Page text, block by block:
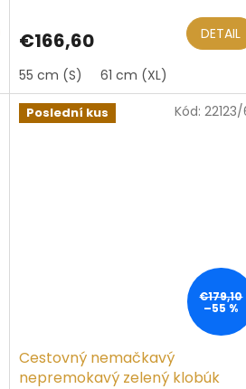
61 cm (XL)
€166,60 DETAIL
55 cm (S) 61 cm (XL)
Poslední kus
€179,10
–55 %
Cestovný nemačkavý
nepremokavý zelený klobúk
Kód: 22123/